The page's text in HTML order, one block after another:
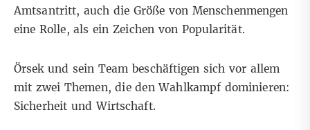
Amtsantritt, auch die Größe von Menschenmengen
eine Rolle, als ein Zeichen von Popularität.
Örsek und sein Team beschäftigen sich vor allem
mit zwei Themen, die den Wahlkampf dominieren:
Sicherheit und Wirtschaft.